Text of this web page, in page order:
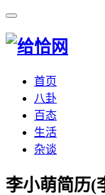
首页
八卦
百态
生活
杂谈
李小萌简历(